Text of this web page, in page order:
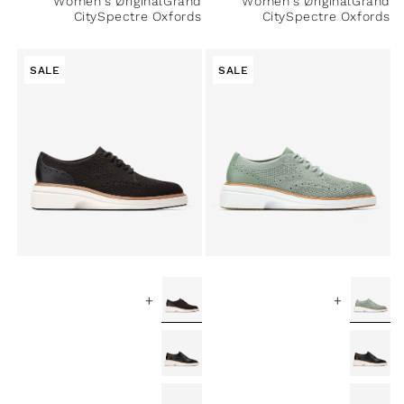
CitySpectre Oxfords
CitySpectre Oxfords
SALE
+
SALE
+